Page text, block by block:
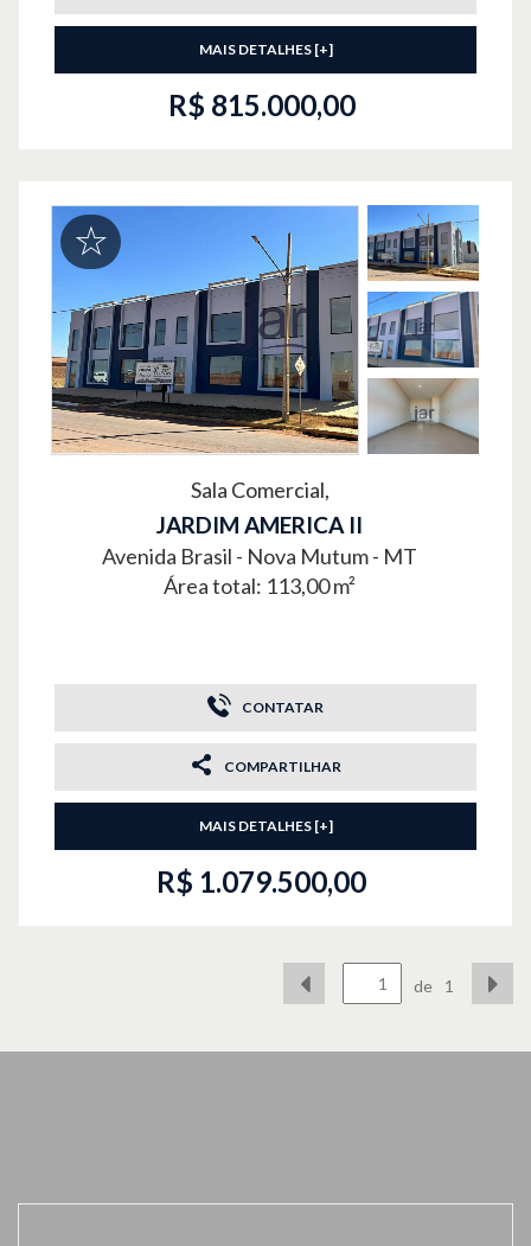
MAIS DETALHES [+]
R$ 815.000,00
Sala Comercial,
JARDIM AMERICA II
Avenida Brasil - Nova Mutum - MT
Área total: 113,00 m²
CONTATAR
COMPARTILHAR
MAIS DETALHES [+]
R$ 1.079.500,00
de 1